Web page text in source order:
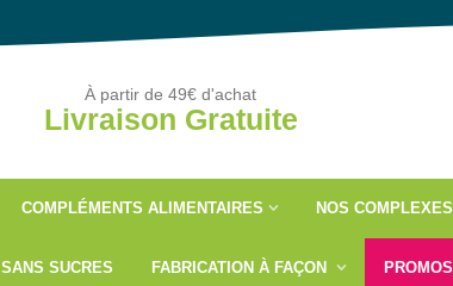
À partir de 49€ d'achat
Livraison Gratuite
COMPLÉMENTS ALIMENTAIRES NOS COMPLEXES
SANS SUCRES FABRICATION À FAÇON PROMOS